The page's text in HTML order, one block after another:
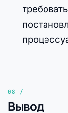
Вывод